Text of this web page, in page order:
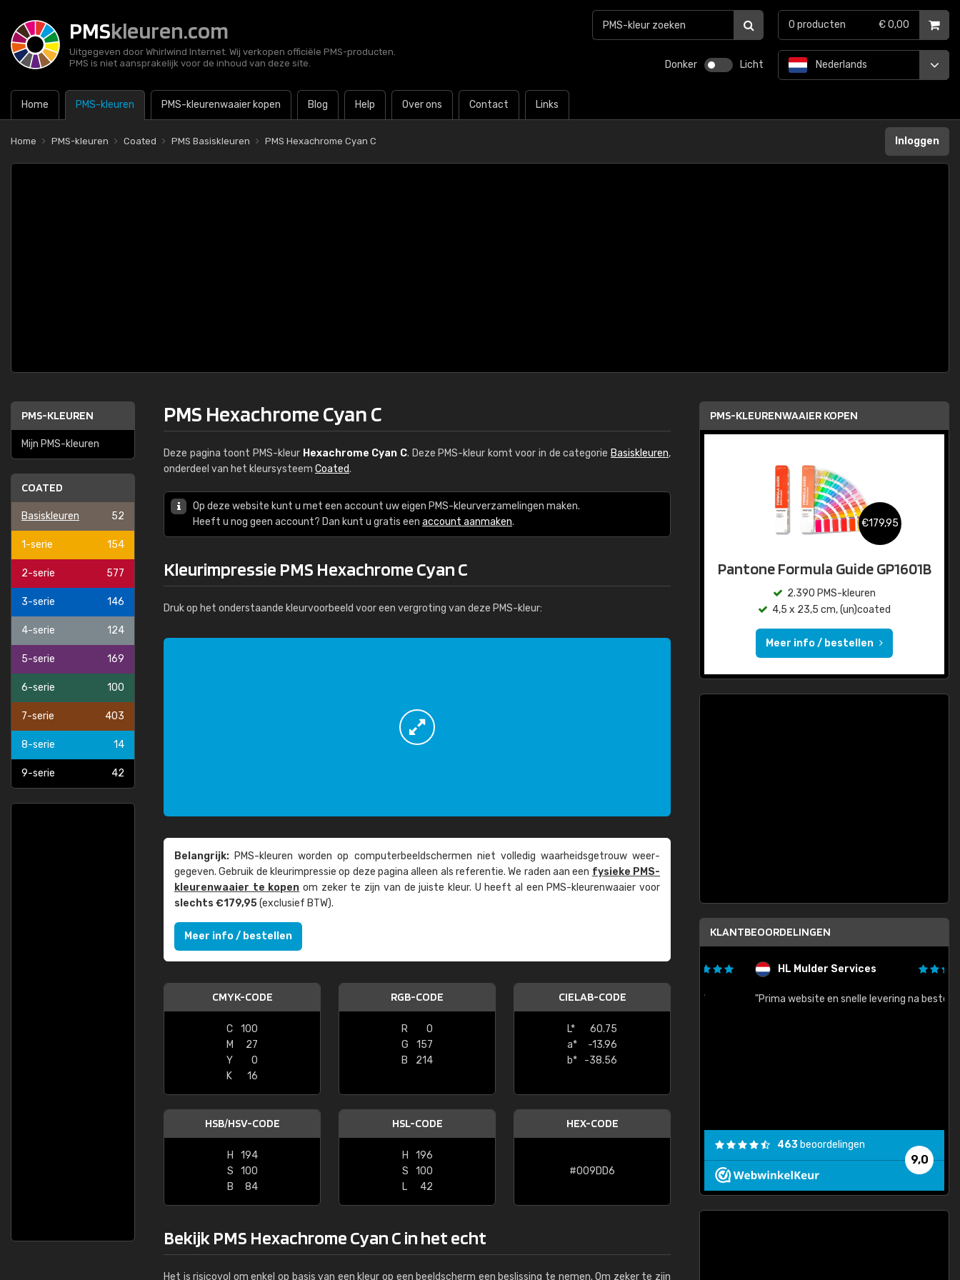
PMSkleuren.com
Uitgegeven door Whirlwind Internet. Wij verkopen officiële PMS-producten.
PMS is niet aansprakelijk voor de inhoud van deze site.
Donker Licht
Home PMS-kleuren PMS-kleurenwaaier kopen Blog Help Over ons Contact Links
Nederlands
0 producten € 0,00
Home PMS-kleuren Coated PMS Basiskleuren PMS Hexachrome Cyan C Inloggen
PMS-KLEUREN
Mijn PMS-kleuren
COATED
Basiskleuren 52
1-serie 154
2-serie 577
3-serie 146
4-serie 124
5-serie 169
6-serie 100
7-serie 403
8-serie 14
9-serie 42
PMS Hexachrome Cyan C
Deze pagina toont PMS-kleur Hexachrome Cyan C. Deze PMS-kleur komt voor in de categorie Basiskleuren,
onderdeel van het kleursysteem Coated.
Op deze website kunt u met een account uw eigen PMS-kleurverzamelingen maken.
Heeft u nog geen account? Dan kunt u gratis een account aanmaken.
Kleurimpressie PMS Hexachrome Cyan C
Druk op het onderstaande kleurvoorbeeld voor een vergroting van deze PMS-kleur:
Belangrijk: PMS-kleuren worden op computer­beeld­schermen niet volledig waarheids­­getrouw weer­
gegeven. Gebruik de kleur­impressie op deze pagina alleen als referentie. We raden aan een fysieke PMS-
kleuren­waaier te kopen om zeker te zijn van de juiste kleur. U heeft al een PMS-kleuren­waaier voor
slechts €179,95(exclusief BTW).
Meer info / bestellen
CMYK-CODE
C
100
M
27
Y
0
K
16
RGB-CODE
R
0
G
157
B
214
CIELAB-CODE
L*
60.75
a*
-13.96
b*
-38.56
HSB/HSV-CODE
H
194
S
100
B
84
HSL-CODE
H
196
S
100
L
42
HEX-CODE
#009DD6
Bekijk PMS Hexachrome Cyan C in het echt
Het is risicovol om enkel op basis van een kleur op een beeldscherm een beslissing te nemen. Om zeker te zijn
PMS-KLEURENWAAIER KOPEN
€179,95
Pantone Formula Guide GP1601B
2.390 PMS-kleuren
4,5 x 23,5 cm, (un)coated
Meer info / bestellen
KLANTBEOORDELINGEN
"Super snelle service en zeer betaalbaar!"
HL Mulder Services
"Prima website en snelle levering na bestelling"
9,0
463 beoordelingen